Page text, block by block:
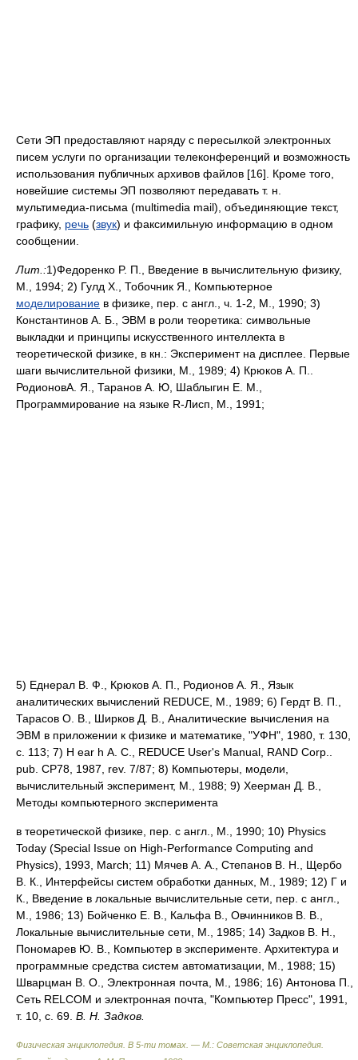
Сети ЭП предоставляют наряду с пересылкой электронных
писем услуги по организации телеконференций и возможность
использования публичных архивов файлов [16]. Кроме того,
новейшие системы ЭП позволяют передавать т. н.
мультимедиа-письма (multimedia mail), объединяющие текст,
графику, речь (звук) и факсимильную информацию в одном
сообщении.
Лит.:1)Федоренко P. П., Введение в вычислительную физику,
M., 1994; 2) Гулд X., Тобочник Я., Компьютерное
моделирование в физике, пер. с англ., ч. 1-2, M., 1990; 3)
Константинов А. Б., ЭВМ в роли теоретика: символьные
выкладки и принципы искусственного интеллекта в
теоретической физике, в кн.: Эксперимент на дисплее. Первые
шаги вычислительной физики, M., 1989; 4) Крюков А. П..
РодионовА. Я., Таранов А. Ю, Шаблыгин E. M.,
Программирование на языке R-Лисп, M., 1991;
5) Еднерал В. Ф., Крюков А. П., Родионов А. Я., Язык
аналитических вычислений REDUCE, M., 1989; 6) Гердт В. П.,
Тарасов О. В., Ширков Д. В., Аналитические вычисления на
ЭВМ в приложении к физике и математике, "УФН", 1980, т. 130,
с. 113; 7) H ear h А. С., REDUCE User's Manual, RAND Corp..
pub. CP78, 1987, rev. 7/87; 8) Компьютеры, модели,
вычислительный эксперимент, М., 1988; 9) Хеерман Д. В.,
Методы компьютерного эксперимента
в теоретической физике, пер. с англ., M., 1990; 10) Physics
Today (Special Issue on High-Performance Computing and
Physics), 1993, March; 11) Мячев А. А., Степанов В. H., Щербо
В. К., Интерфейсы систем обработки данных, M., 1989; 12) Г и
К., Введение в локальные вычислительные сети, пер. с англ.,
M., 1986; 13) Бойченко E. В., Кальфа В., Овчинников В. В.,
Локальные вычислительные сети, M., 1985; 14) Задков В. H.,
Пономарев Ю. В., Компьютер в эксперименте. Архитектура и
программные средства систем автоматизации, M., 1988; 15)
Шварцман В. О., Электронная почта, M., 1986; 16) Антонова П.,
Сеть RELCOM и электронная почта, "Компьютер Пресс", 1991,
т. 10, с. 69. В. H. Задков.
Физическая энциклопедия. В 5-ти томах. — М.: Советская энциклопедия